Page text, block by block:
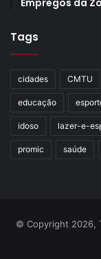
Tags
cidades CMTU
educação
idoso lazer-e-
promic saúde
© Copyright 2026,